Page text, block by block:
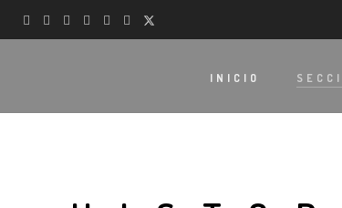
INICIO